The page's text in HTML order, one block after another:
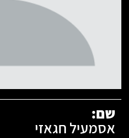
שם:
אסמעיל חגאזי